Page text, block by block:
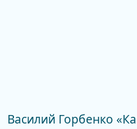
Василий Горбенко